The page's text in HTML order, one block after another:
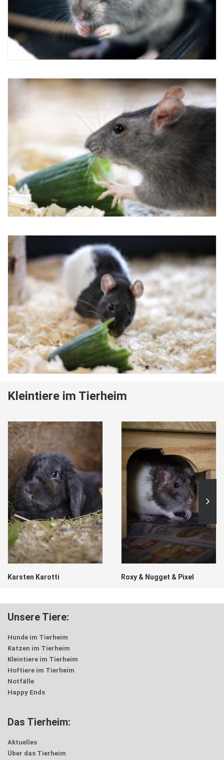
Kleintiere im Tierheim
Karsten Karotti Roxy & Nugget & Pixel
Unsere Tiere:
Hunde im Tierheim
Katzen im Tierheim
Kleintiere im Tierheim
Hoftiere im Tierheim
Notfälle
Happy Ends
Das Tierheim:
Aktuelles
Über das Tierheim